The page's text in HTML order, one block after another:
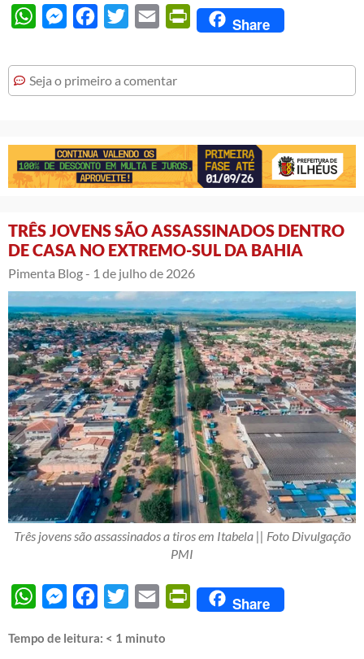
WhatsAppMessengerFacebook
Twitter Email PrintFriendly
Share
Seja o primeiro a comentar
TRÊS JOVENS SÃO ASSASSINADOS DENTRO
DE CASA NO EXTREMO-SUL DA BAHIA
Pimenta Blog - 1 de julho de 2026
Três jovens são assassinados a tiros em Itabela || Foto Divulgação
PMI
WhatsAppMessengerFacebook
Twitter Email PrintFriendly
Share
Tempo de leitura: < 1 minuto